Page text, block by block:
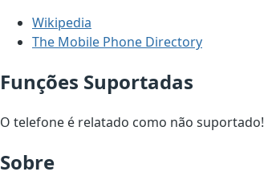
Wikipedia
The Mobile Phone Directory
Funções Suportadas
O telefone é relatado como não suportado!
Sobre